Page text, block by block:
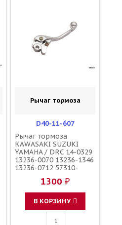
Рычаг тормоза
D40-11-607
Рычаг тормоза
KAWASAKI SUZUKI
YAMAHA / DRC 14-0329
13236-0070 13236-1346
13236-0712 57310-
1C3-83922-51-00 5MV-
83922-00-00
1300 ₽
В КОРЗИНУ